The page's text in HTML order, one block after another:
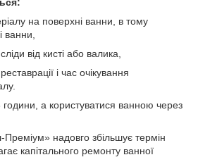
на поверхні ванни, в тому
ванни,
від кисті або валика,
і час очікування
а користуватися ванною через
надовго збільшує термін
капітального ремонту ванної